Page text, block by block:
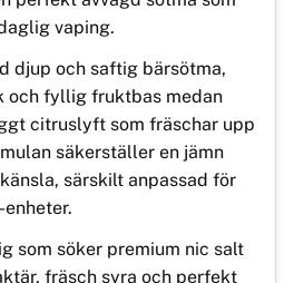
vaping.
djup och saftig bärsötma,
och fyllig fruktbas medan
citruslyft som fräschar upp
säkerställer en jämn
särskilt anpassad för
som söker premium nic salt
fräsch syra och perfekt